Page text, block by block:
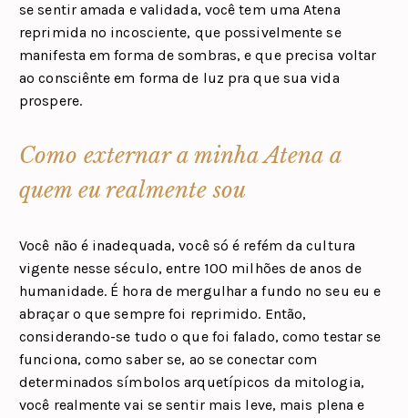
se sentir amada e validada, você tem uma Atena
reprimida no incosciente, que possivelmente se
manifesta em forma de sombras, e que precisa voltar
ao consciênte em forma de luz pra que sua vida
prospere.
Como externar a minha Atena a
quem eu realmente sou
Você não é inadequada, você só é refém da cultura
vigente nesse século, entre 100 milhões de anos de
humanidade. É hora de mergulhar a fundo no seu eu e
abraçar o que sempre foi reprimido. Então,
considerando-se tudo o que foi falado, como testar se
funciona, como saber se, ao se conectar com
determinados símbolos arquetípicos da mitologia,
você realmente vai se sentir mais leve, mais plena e